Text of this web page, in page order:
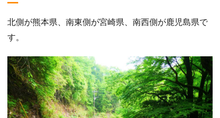
北側が熊本県、南東側が宮崎県、南西側が鹿児島県で
す。